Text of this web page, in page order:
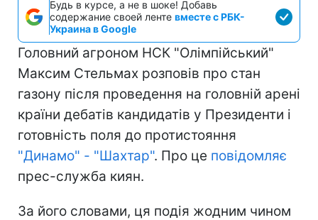
Будь в курсе, а не в шоке! Добавь
содержание своей ленте вместе с РБК-
Украина в Google
Головний агроном НСК "Олімпійський"
Максим Стельмах розповів про стан
газону після проведення на головній арені
країни дебатів кандидатів у Президенти і
готовність поля до протистояння
"Динамо" - "Шахтар". Про це повідомляє
прес-служба киян.
За його словами, ця подія жодним чином